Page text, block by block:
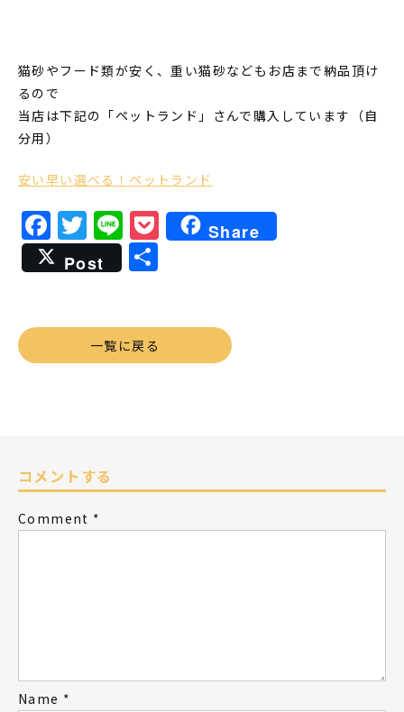
猫砂やフード類が安く、重い猫砂などもお店まで納品頂け
るので
当店は下記の「ペットランド」さんで購入しています（自
分用）
安い早い選べる！ペットランド
Facebook
Twitter
LinePocket
Share
Post
共
一覧に戻る
コメントする
Comment *
Name *